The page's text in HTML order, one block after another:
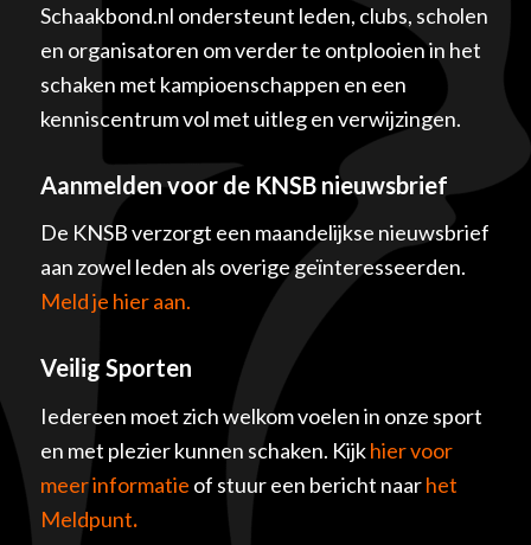
Schaakbond.nl ondersteunt leden, clubs, scholen
en organisatoren om verder te ontplooien in het
schaken met kampioenschappen en een
kenniscentrum vol met uitleg en verwijzingen.
Aanmelden voor de KNSB nieuwsbrief
De KNSB verzorgt een maandelijkse nieuwsbrief
aan zowel leden als overige geïnteresseerden.
Meld je hier aan.
Veilig Sporten
Iedereen moet zich welkom voelen in onze sport
en met plezier kunnen schaken. Kijkhier voor
meer informatie of stuur een bericht naarhet
Meldpunt.